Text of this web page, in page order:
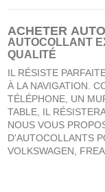
ACHETER
AUTOCOLLANT
QUALITÉ
IL RÉSISTE
À LA NAVIGATION.
TÉLÉPHONE, UN
TABLE, IL
NOUS VOUS
D'AUTOCOLLANTS
VOLKSWAGEN,